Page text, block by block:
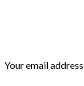
Your email